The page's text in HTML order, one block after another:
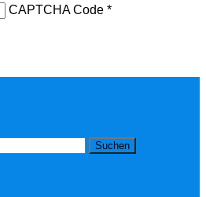
CAPTCHA Code *